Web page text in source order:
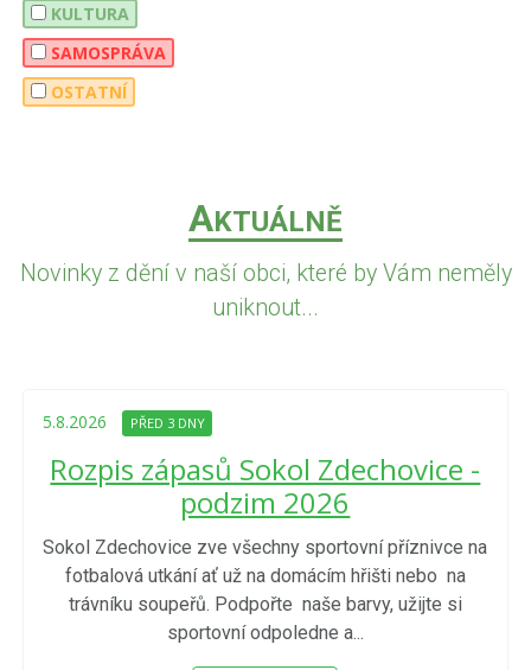
KULTURA
SAMOSPRÁVA
OSTATNÍ
AKTUÁLNĚ
Novinky z dění v naší obci, které by Vám neměly
uniknout...
5.8.2026 PŘED 3 DNY
Rozpis zápasů Sokol Zdechovice -
podzim 2026
Sokol Zdechovice zve všechny sportovní příznivce na
fotbalová utkání ať už na domácím hřišti nebo na
trávníku soupeřů. Podpořte naše barvy, užijte si
sportovní odpoledne a...